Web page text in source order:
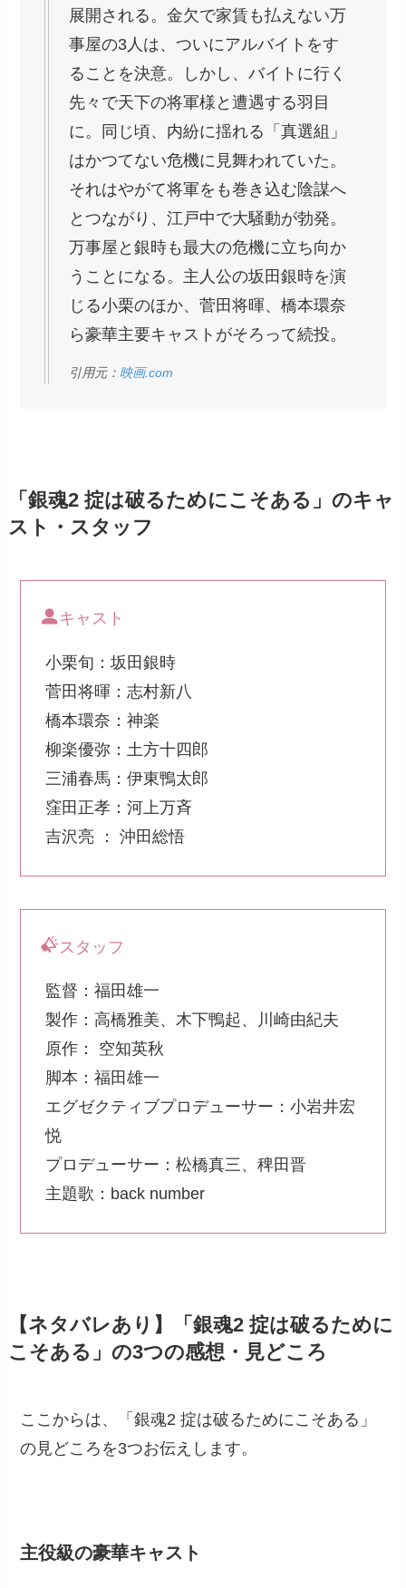
展開される。金欠で家賃も払えない万
事屋の3人は、ついにアルバイトをす
ることを決意。しかし、バイトに行く
先々で天下の将軍様と遭遇する羽目
に。同じ頃、内紛に揺れる「真選組」
はかつてない危機に見舞われていた。
それはやがて将軍をも巻き込む陰謀へ
とつながり、江戸中で大騒動が勃発。
万事屋と銀時も最大の危機に立ち向か
うことになる。主人公の坂田銀時を演
じる小栗のほか、菅田将暉、橋本環奈
ら豪華主要キャストがそろって続投。
引用元： 映画.com
「銀魂2 掟は破るためにこそある」のキャ
スト・スタッフ
キャスト
小栗旬：坂田銀時
菅田将暉：志村新八
橋本環奈：神楽
柳楽優弥：土方十四郎
三浦春馬：伊東鴨太郎
窪田正孝：河上万斉
吉沢亮 ： 沖田総悟
スタッフ
監督：福田雄一
製作：高橋雅美、木下鴨起、川崎由紀夫
原作： 空知英秋
脚本：福田雄一
エグゼクティブプロデューサー：小岩井宏
悦
プロデューサー：松橋真三、稗田晋
主題歌：back number
【ネタバレあり】「銀魂2 掟は破るために
こそある」の3つの感想・見どころ
ここからは、「銀魂2 掟は破るためにこそある」
の見どころを3つお伝えします。
主役級の豪華キャスト